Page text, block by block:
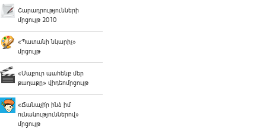
Շարադրությունների
մրցույթ 2010
«Պատանի նկարիչ»
մրցույթ
«Մաքուր պահենք մեր
քաղաքը» վիդեոմրցույթ
«Ճանաչի՛ր ինձ իմ
ունակություններով»
մրցույթ